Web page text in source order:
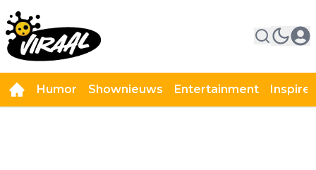
Humor Shownieuws Entertainment